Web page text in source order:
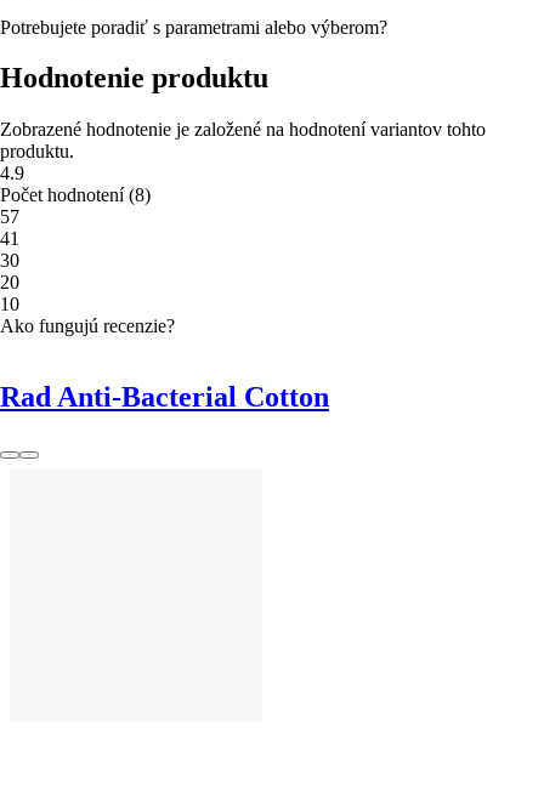
Potrebujete poradiť s parametrami alebo výberom?
Hodnotenie produktu
Zobrazené hodnotenie je založené na hodnotení variantov tohto
produktu.
4.9
Počet hodnotení(8)
57
41
30
20
10
Ako fungujú recenzie?
Rad Anti-Bacterial Cotton